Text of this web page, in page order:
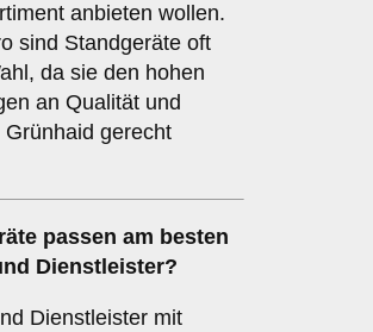
anbieten wollen.
sind Standgeräte oft
da sie den hohen
an Qualität und
Grünhaid gerecht
passen am besten
Dienstleister?
Dienstleister mit